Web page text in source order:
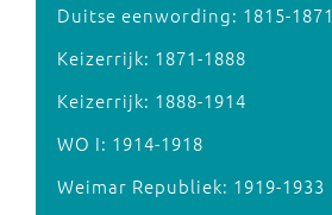
Duitse eenwording: 1815-1871
Keizerrijk: 1871-1888
Keizerrijk: 1888-1914
WO I: 1914-1918
Weimar Republiek: 1919-1933